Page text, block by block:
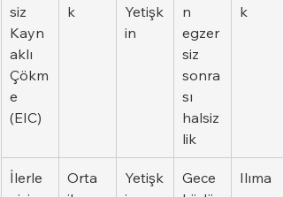
siz
Kayn
aklı
Çökm
e
(EIC)
k
Yetişk
in
n
egzer
siz
sonra
sı
halsiz
lik
k
İlerle
Orta
Yetişk
Gece
Ilıma